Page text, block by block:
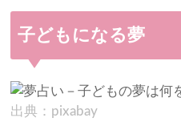
子どもになる夢
出典：pixabay